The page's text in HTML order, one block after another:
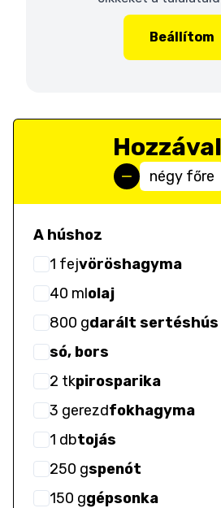
Beállítom
négy főre
A húshoz
1 fejvöröshagyma
40 mlolaj
800 gdarált sertéshús
só, bors
2 tkpirosparika
3 gerezdfokhagyma
1 dbtojás
250 gspenót
150 ggépsonka